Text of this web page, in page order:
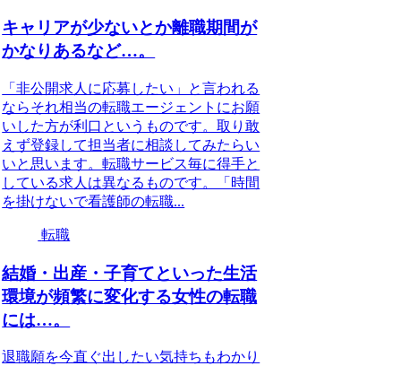
キャリアが少ないとか離職期間が
かなりあるなど…。
「非公開求人に応募したい」と言われる
ならそれ相当の転職エージェントにお願
いした方が利口というものです。取り敢
えず登録して担当者に相談してみたらい
いと思います。転職サービス毎に得手と
している求人は異なるものです。「時間
を掛けないで看護師の転職...
転職
結婚・出産・子育てといった生活
環境が頻繁に変化する女性の転職
には…。
退職願を今直ぐ出したい気持ちもわかり